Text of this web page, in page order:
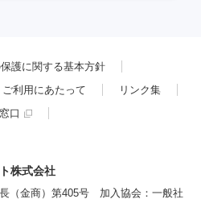
護に関する基本方針
ご利用にあたって
リンク集
口
株式会社
（金商）第405号 加入協会：一般社